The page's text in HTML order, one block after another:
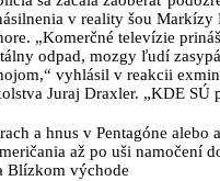
objevili spike protein v
mRNA vakcíny sú
profesor onkológie na St.
Autor nové studie
v reality šou Markízy
„Komerčné televízie
odpad, mozgy ľudí
vyhlásil v reakcii
Juraj Draxler. „KDE SÚ
spýtal sa
a hnus v Pentagóne alebo
až po uši namočení
Blízkom východe